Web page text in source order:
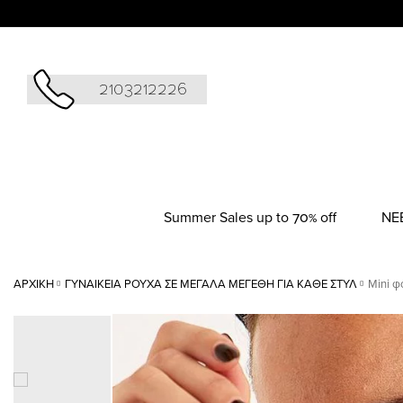
2103212226
Summer Sales up to 70% off
ΑΡΧΙΚΉ ΓΥΝΑΙΚΕΊΑ ΡΟΎΧΑ ΣΕ ΜΕΓΆΛΑ ΜΕΓΈΘΗ ΓΙΑ ΚΆΘΕ ΣΤΥΛ Mini
end